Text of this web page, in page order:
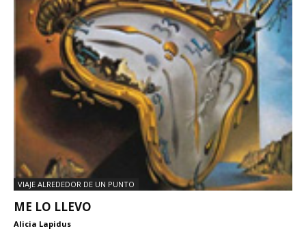
VIAJE ALREDEDOR DE UN PUNTO
ME LO LLEVO
Alicia Lapidus